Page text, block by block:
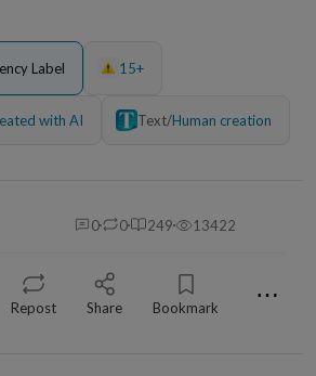
Label 15+
with AI Text/Human creation
0 0 249 13422
Repost Share Bookmark ⋯